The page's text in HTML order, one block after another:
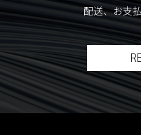
配送、お支